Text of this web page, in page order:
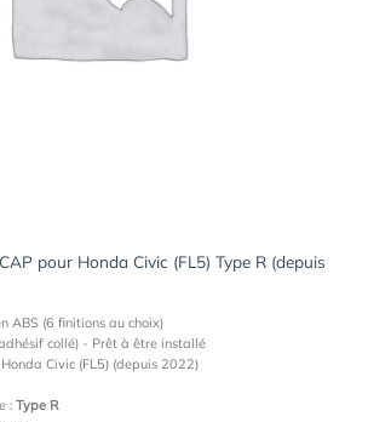
pour Honda Civic (FL5) Type R (depuis
ABS (6 finitions au choix)
collé) - Prêt à être installé
Civic (FL5) (depuis 2022)
: Type R